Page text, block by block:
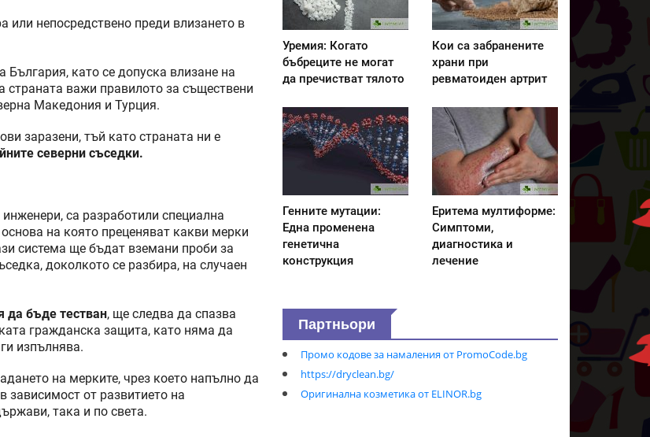
или непосредствено преди влизането в
България, като се допуска влизане на
страната важи правилото за съществени
Македония и Турция.
заразени, тъй като страната ни е
северни съседки.
са разработили специална
на която преценяват какви мерки
система ще бъдат вземани проби за
доколкото се разбира, на случаен
да бъде тестван, ще следва да спазва
гражданска защита, като няма да
изпълнява.
на мерките, чрез което напълно да
зависимост от развитието на
така и по света.
Уремия: Когато
бъбреците не могат
да пречистват тялото
Кои са забранените
храни при
ревматоиден артрит
Генните мутации:
Една променена
генетична
конструкция
Еритема мултиформе:
Симптоми,
диагностика и
лечение
Партньори
Промо кодове за намаления от PromoCode.bg
https://dryclean.bg/
Оригинална козметика от ELINOR.bg